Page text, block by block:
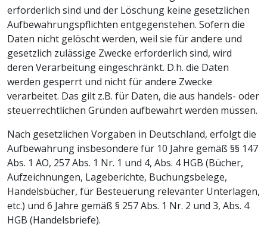
erforderlich sind und der Löschung keine gesetzlichen
Aufbewahrungspflichten entgegenstehen. Sofern die
Daten nicht gelöscht werden, weil sie für andere und
gesetzlich zulässige Zwecke erforderlich sind, wird
deren Verarbeitung eingeschränkt. D.h. die Daten
werden gesperrt und nicht für andere Zwecke
verarbeitet. Das gilt z.B. für Daten, die aus handels- oder
steuerrechtlichen Gründen aufbewahrt werden müssen.
Nach gesetzlichen Vorgaben in Deutschland, erfolgt die
Aufbewahrung insbesondere für 10 Jahre gemäß §§ 147
Abs. 1 AO, 257 Abs. 1 Nr. 1 und 4, Abs. 4 HGB (Bücher,
Aufzeichnungen, Lageberichte, Buchungsbelege,
Handelsbücher, für Besteuerung relevanter Unterlagen,
etc.) und 6 Jahre gemäß § 257 Abs. 1 Nr. 2 und 3, Abs. 4
HGB (Handelsbriefe).